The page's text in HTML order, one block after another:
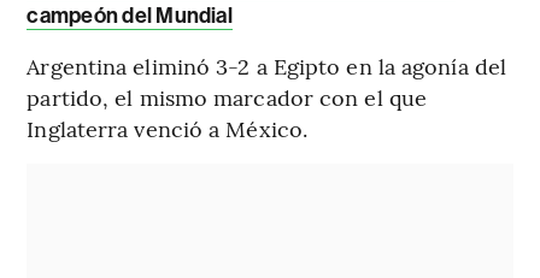
campeón del Mundial
Argentina eliminó 3-2 a Egipto en la agonía del
partido, el mismo marcador con el que
Inglaterra venció a México.